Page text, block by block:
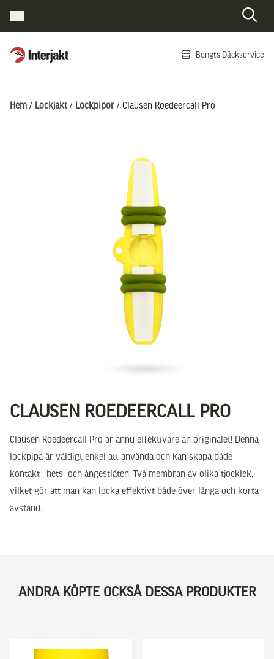
Interjakt SE Bengts Däckservice
Hem / Lockjakt/ Lockpipor / Clausen Roedeercall Pro
CLAUSEN ROEDEERCALL PRO
Clausen Roedeercall Pro är ännu effektivare än originalet! Denna
lockpipa är väldigt enkel att använda och kan skapa både
kontakt-, hets- och ångestläten. Två membran av olika tjocklek,
vilket gör att man kan locka effektivt både över långa och korta
avstånd.
ANDRA KÖPTE OCKSÅ DESSA PRODUKTER